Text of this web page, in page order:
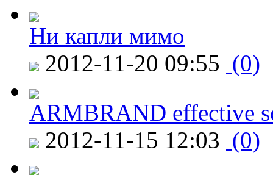
Ни капли мимо
2012-11-20 09:55 (0)
ARMBRAND effective
2012-11-15 12:03 (0)